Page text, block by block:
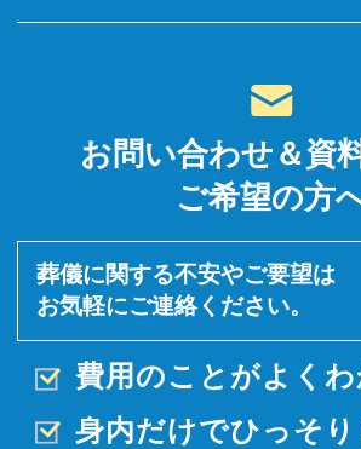
お問い合わせ＆資
ご希望の方
葬儀に関する不安やご要望は
お気軽にご連絡ください。
費用のことがよく
身内だけでひっそり